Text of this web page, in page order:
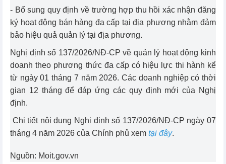
- Bổ sung quy định về trường hợp thu hồi xác nhận đăng
ký hoạt động bán hàng đa cấp tại địa phương nhằm đảm
bảo hiệu quả quản lý tại địa phương.
Nghị định số 137/2026/NĐ-CP về quản lý hoạt động kinh
doanh theo phương thức đa cấp có hiệu lực thi hành kể
từ ngày 01 tháng 7 năm 2026. Các doanh nghiệp có thời
gian 12 tháng để đáp ứng các quy định mới của Nghị
định.
Chi tiết nội dung Nghị định số 137/2026/NĐ-CP ngày 07
tháng 4 năm 2026 của Chính phủ xem tại đây.
Nguồn: Moit.gov.vn